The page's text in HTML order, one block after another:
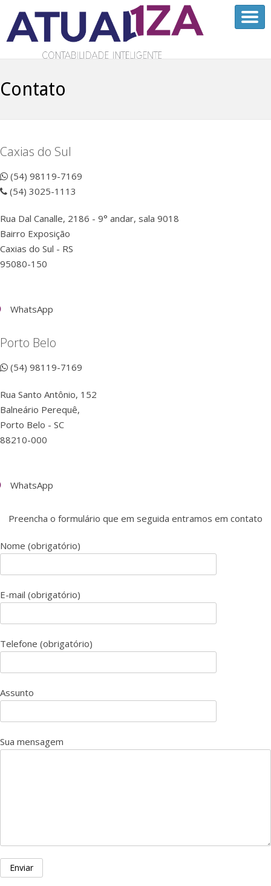
Contato
Caxias do Sul
(54) 98119-7169
(54) 3025-1113
Rua Dal Canalle, 2186 - 9° andar, sala 9018
Bairro Exposição
Caxias do Sul - RS
95080-150
WhatsApp
Porto Belo
(54) 98119-7169
Rua Santo Antônio, 152
Balneário Perequê,
Porto Belo - SC
88210-000
WhatsApp
Preencha o formulário que em seguida entramos em contato
Nome (obrigatório)
E-mail (obrigatório)
Telefone (obrigatório)
Assunto
Sua mensagem